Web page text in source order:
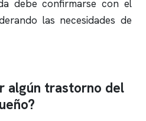
debe confirmarse con el
las necesidades de
algún trastorno del